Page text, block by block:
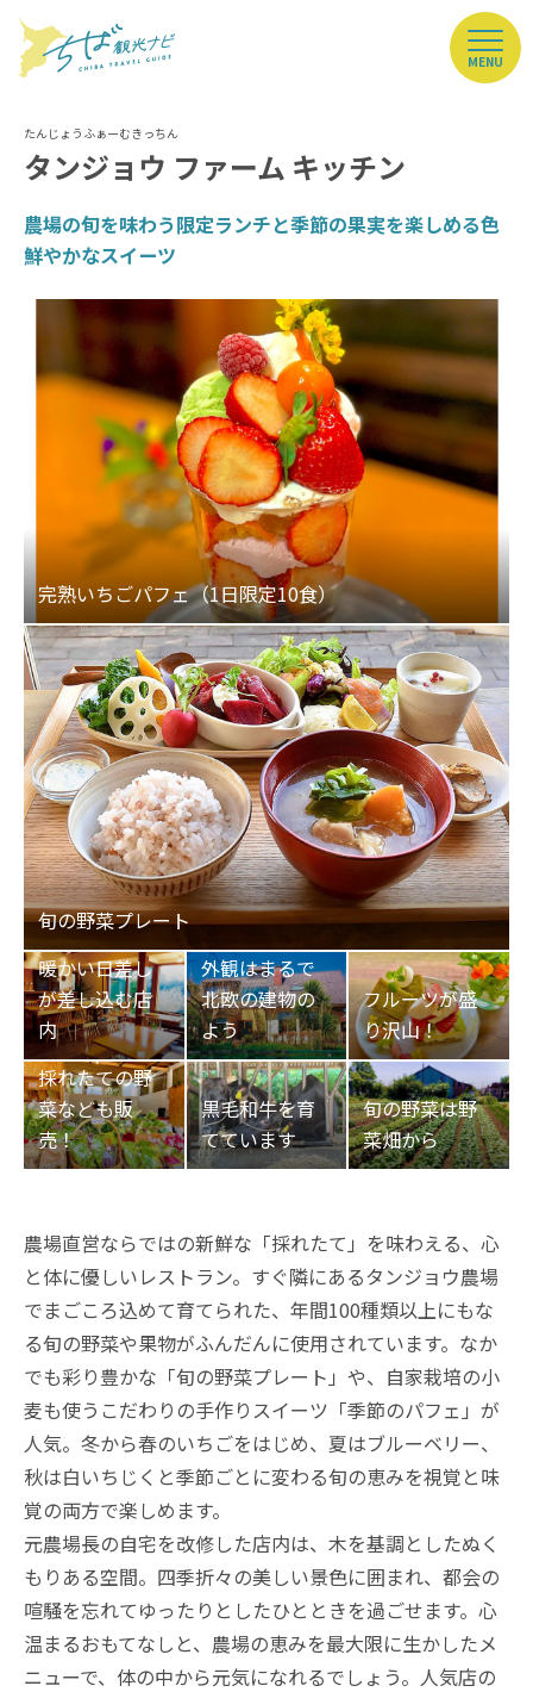
MENU
タンジョウ ファーム キッチン
農場の旬を味わう限定ランチと季節の果実を楽しめる色
鮮やかなスイーツ
農場直営ならではの新鮮な「採れたて」を味わえる、心
と体に優しいレストラン。すぐ隣にあるタンジョウ農場
でまごころ込めて育てられた、年間100種類以上にもな
る旬の野菜や果物がふんだんに使用されています。なか
でも彩り豊かな「旬の野菜プレート」や、自家栽培の小
麦も使うこだわりの手作りスイーツ「季節のパフェ」が
人気。冬から春のいちごをはじめ、夏はブルーベリー、
秋は白いちじくと季節ごとに変わる旬の恵みを視覚と味
覚の両方で楽しめます。
元農場長の自宅を改修した店内は、木を基調としたぬく
もりある空間。四季折々の美しい景色に囲まれ、都会の
喧騒を忘れてゆったりとしたひとときを過ごせます。心
温まるおもてなしと、農場の恵みを最大限に生かしたメ
ニューで、体の中から元気になれるでしょう。人気店の